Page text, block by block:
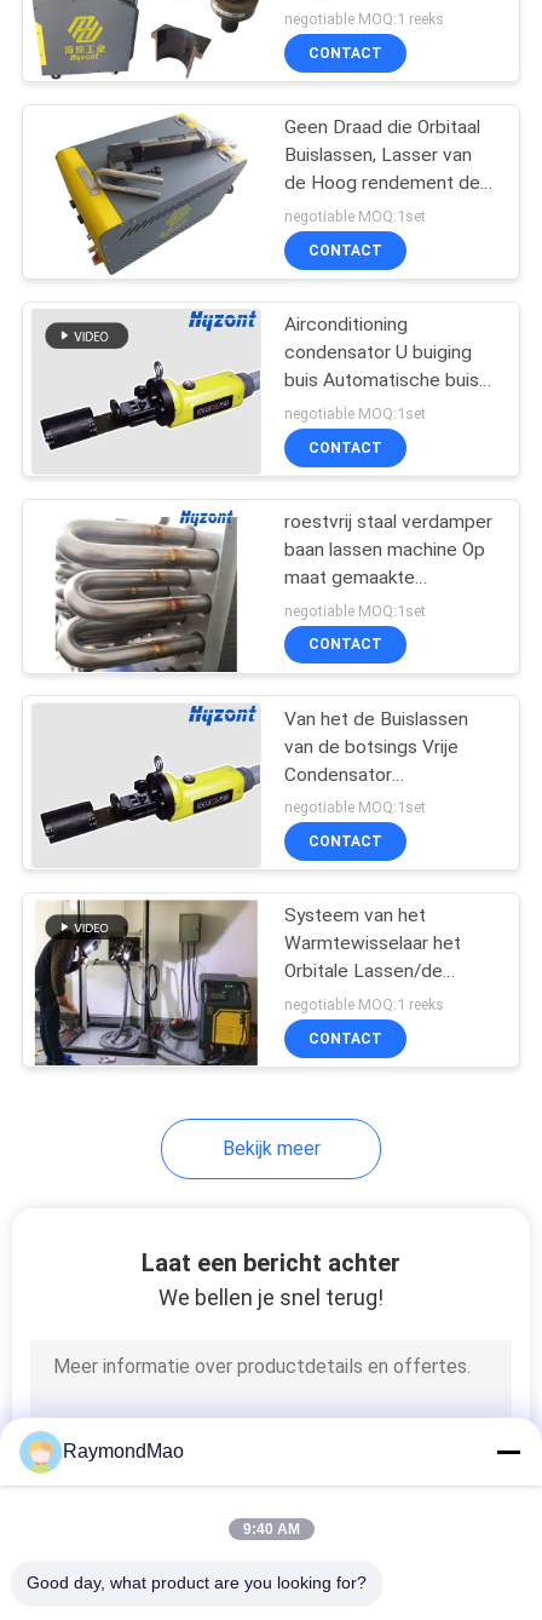
gelijkstroomvoorziening
voor tubsweisingen
negotiable MOQ:1 reeks
CONTACT
Geen Draad die Orbitaal
Buislassen, Lasser van
de Hoog rendement de
Automatische Buis
voeden
negotiable MOQ:1set
CONTACT
Airconditioning
condensator U buiging
buis Automatische buis
Lasmachine buis grootte
op maat
negotiable MOQ:1set
CONTACT
roestvrij staal verdamper
baan lassen machine Op
maat gemaakte
automatische baan
lassen machine
negotiable MOQ:1set
CONTACT
Van het de Buislassen
van de botsings Vrije
Condensator
Automatische de
Machine200a TIG
Krachtbron
negotiable MOQ:1set
CONTACT
Systeem van het
Warmtewisselaar het
Orbitale Lassen/de
Gelijke Machine van het
Buis Autolassen
negotiable MOQ:1 reeks
CONTACT
Bekijk meer
Laat een bericht achter
We bellen je snel terug!
RaymondMao
9:40 AM
Good day, what product are you looking for?